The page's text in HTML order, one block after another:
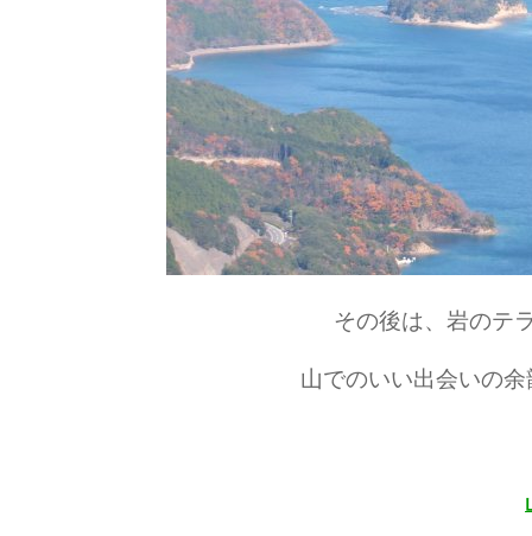
その後は、岩のテ
山でのいい出会いの